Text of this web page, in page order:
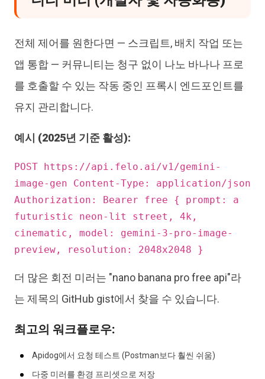
전체 제어를 원한다면 — 스크립트, 배치 작업 또는
앱 통합 — 커뮤니티는 청구 없이 나노 바나나 프로
를 호출할 수 있는 작동 중인 프록시 엔드포인트를
유지 관리합니다.
예시 (2025년 기준 활성):
POST https://api.felo.ai/v1/gemini-
image-gen Content-Type: application/json
Authorization: Bearer free { prompt: a
futuristic neon-lit street, 4k,
cinematic, model: gemini-3-pro-image-
preview, resolution: 2048x2048 }
더 많은 회전 미러는 "nano banana pro free api"라
는 제목의 GitHub gist에서 찾을 수 있습니다.
최고의 워크플로우:
Apidog에서 요청 테스트 (Postman보다 훨씬 쉬움)
다중 미러를 환경 프리셋으로 저장